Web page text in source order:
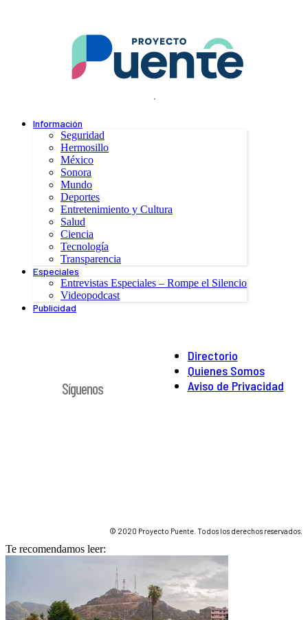
.
Información
Seguridad
Hermosillo
México
Sonora
Mundo
Deportes
Entretenimiento y Cultura
Salud
Ciencia
Tecnología
Transparencia
Especiales
Entrevistas Especiales – Rompe el Silencio
Videopodcast
Publicidad
Directorio
Quienes Somos
Aviso de Privacidad
Síguenos
© 2020 Proyecto Puente. Todos los derechos reservados.
Te recomendamos leer: